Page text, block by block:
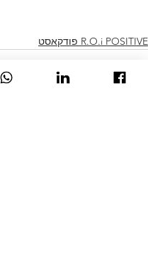
R.O.i POSITIVE פודקאסט